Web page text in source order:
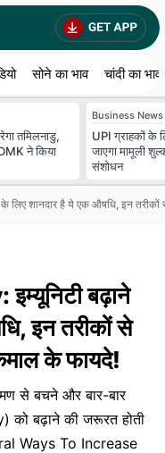
सोने का भाव चांदी का भाव
तमिलनाडु,
ने किया
Business News
UPI ग्राहकों के
जाएगा मामूली
संशोधन
लिए शानदार है ये एक औषधि, इन
बढ़ाने
इन तरीकों से
के फायदे!
से बचने और बार-बार
को बढ़ाने की जरूरत होती
Ways To Increase